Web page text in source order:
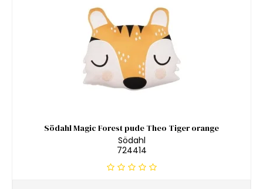
Södahl Magic Forest pude Theo Tiger orange
Södahl
724414